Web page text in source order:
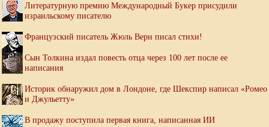
Литературную премию Международный Букер присудили
израильскому писателю
Французский писатель Жюль Верн писал стихи!
Сын Толкина издал повесть отца через 100 лет после ее
написания
Историк обнаружил дом в Лондоне, где Шекспир написал «Ромео
и Джульетту»
В продажу поступила первая книга, написанная ИИ